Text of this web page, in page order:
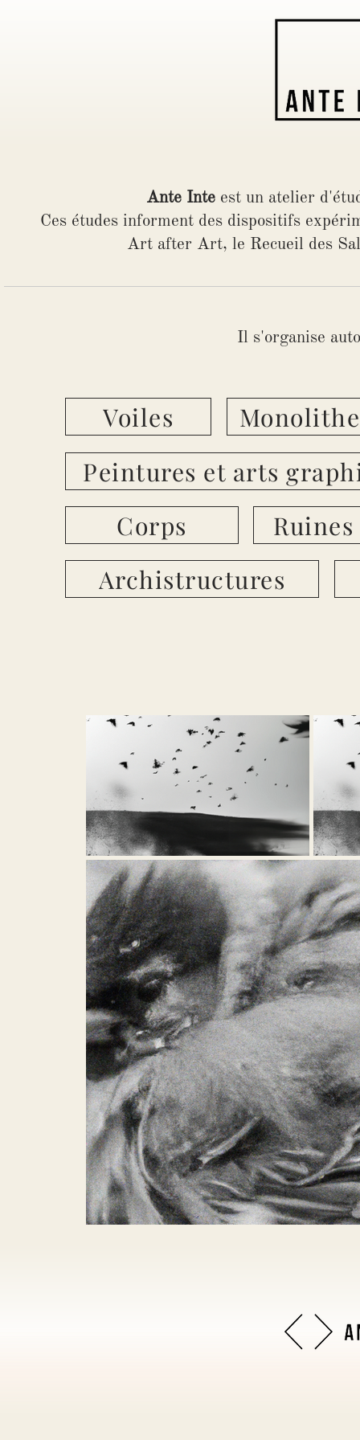
Ante Inteest un atelier
Ces études informent des dispositifs
Art after Art, le Recueil des
Il s'organise
Voiles
Peintures et arts
Corps
Archistructures